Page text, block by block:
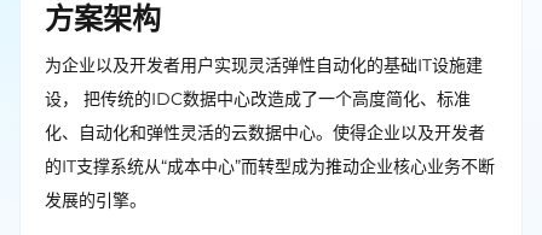
方案架构
为企业以及开发者用户实现灵活弹性自动化的基础IT设施建
设， 把传统的IDC数据中心改造成了一个高度简化、标准
化、自动化和弹性灵活的云数据中心。使得企业以及开发者
的IT支撑系统从“成本中心”而转型成为推动企业核心业务不断
发展的引擎。